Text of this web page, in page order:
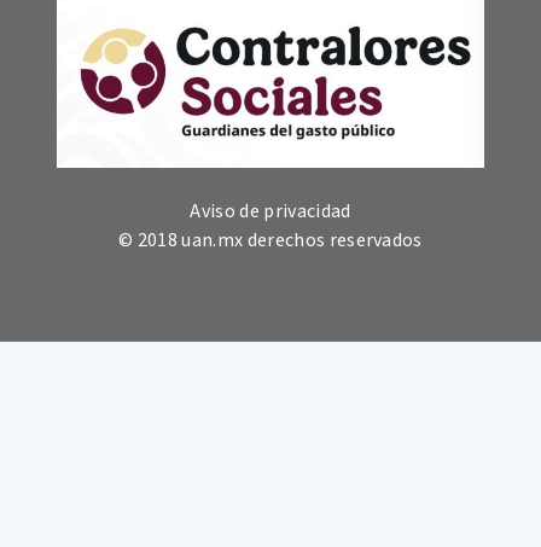
Aviso de privacidad
© 2018 uan.mx derechos reservados